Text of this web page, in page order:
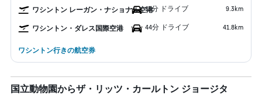
ワシントン レーガン・ナショナル空港13分 ドライブ 9.3km
ワシントン・ダレス国際空港 44分 ドライブ 41.8km
ワシントン行きの航空券
国立動物園からザ・リッツ・カールトン ジョージタ